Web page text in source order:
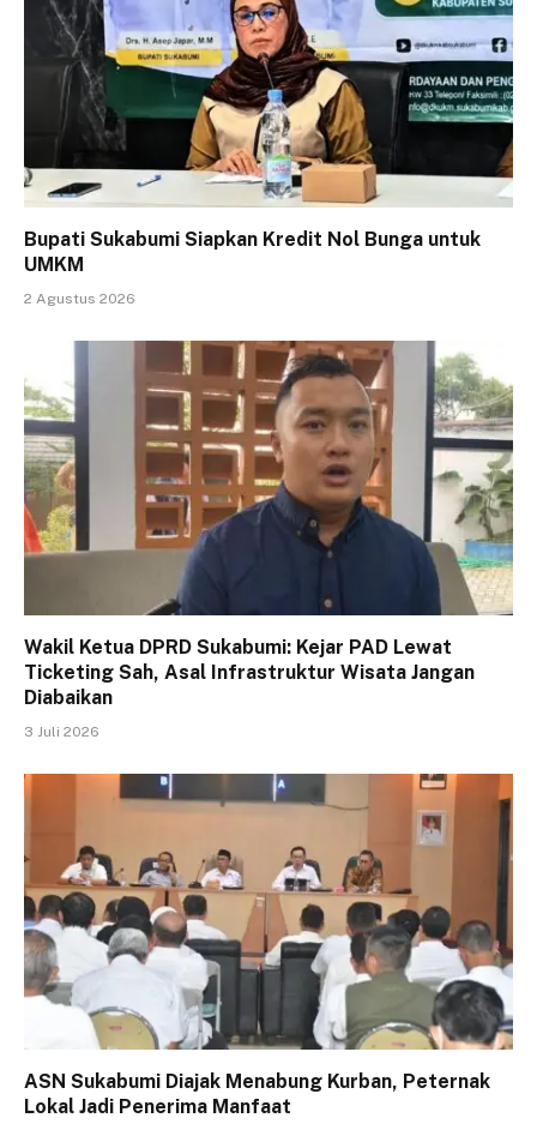
Bupati Sukabumi Siapkan Kredit Nol Bunga untuk
UMKM
2 Agustus 2026
Wakil Ketua DPRD Sukabumi: Kejar PAD Lewat
Ticketing Sah, Asal Infrastruktur Wisata Jangan
Diabaikan
3 Juli 2026
ASN Sukabumi Diajak Menabung Kurban, Peternak
Lokal Jadi Penerima Manfaat